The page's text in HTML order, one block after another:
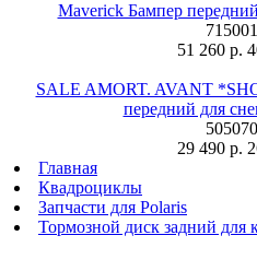
Maverick Бампер
51 260 р.
SALE AMORT. AVANT
передний для
29 490 р.
Главная
Квадроциклы
Запчасти для Polaris
Тормозной диск задний для